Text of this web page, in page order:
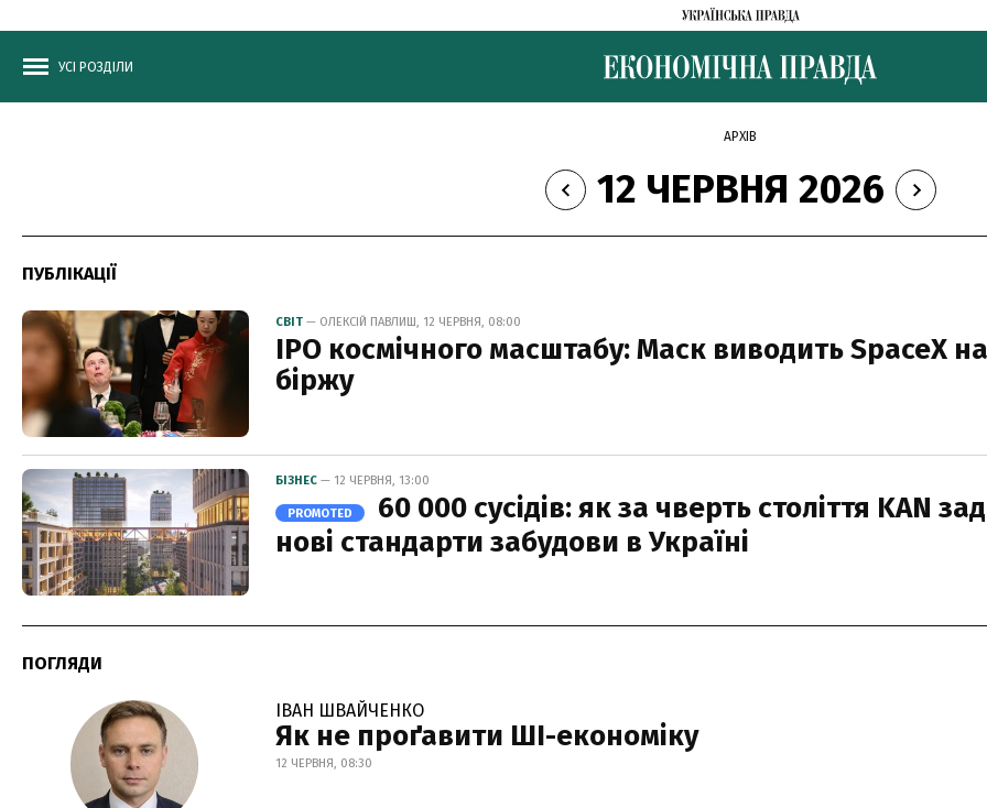
УСІ РОЗДІЛИ
АРХІВ
12 ЧЕРВНЯ 2026
ПУБЛІКАЦІЇ
СВІТ — ОЛЕКСІЙ ПАВЛИШ, 12 ЧЕРВНЯ, 08:00
IPO космічного масштабу: Маск виводить SpaceX на
біржу
БІЗНЕС — 12 ЧЕРВНЯ, 13:00
PROMOTED
60 000 сусідів: як за чверть століття KAN
нові стандарти забудови в Україні
ПОГЛЯДИ
ІВАН ШВАЙЧЕНКО
Як не проґавити ШІ-економіку
12 ЧЕРВНЯ, 08:30